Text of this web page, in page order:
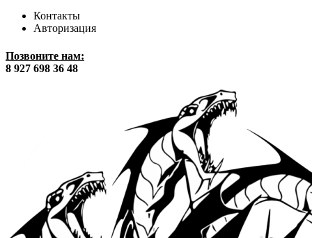
Контакты
Авторизация
Позвоните нам:
8 927 698 36 48